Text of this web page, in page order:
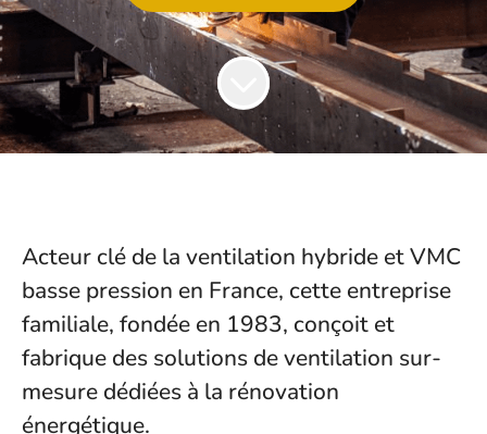
Acteur clé de la ventilation hybride et VMC
basse pression en France, cette entreprise
familiale, fondée en 1983, conçoit et
fabrique des solutions de ventilation sur-
mesure dédiées à la rénovation
énergétique.